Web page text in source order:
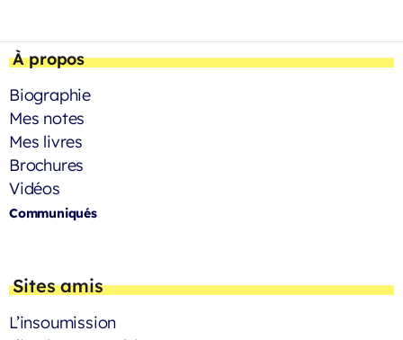
À propos
Biographie
Mes notes
Mes livres
Brochures
Vidéos
Communiqués
Sites amis
L’insoumission